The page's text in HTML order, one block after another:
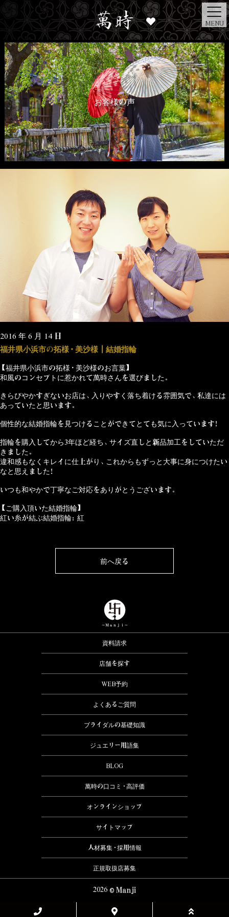
MENU
お客様の声
2016 年 6 月 14 日
福井県小浜市の拓様・美沙様┃結婚指輪
【福井県小浜市の拓様・美沙様のお言葉】
和風のコンセプトに惹かれて萬時さんを選びました。
きらびやかすぎないお店は、入りやすく落ち着ける雰囲気で、私達には
あっていたと思います。
個性的な結婚指輪を見つけることができてとても気に入っています！
指輪を購入してから3年ほど経ち、サイズ直しと新品加工をしていただ
きました。
違和感もなくキレイに仕上がり、これからもずっと大事に身につけたい
なと思えました！
いつも和やかで丁寧なご対応をありがとうございます。
【ご購入頂いた結婚指輪】
紅い糸が結ぶ結婚指輪：紅
前へ戻る
資料請求
店舗を探す
WEB予約
よくあるご質問
ブライダルの基礎知識
ジュエリー用語集
BLOG
萬時の口コミ・高評価
オンラインショップ
サイトマップ
人材募集・採用情報
正規取扱店募集
2026